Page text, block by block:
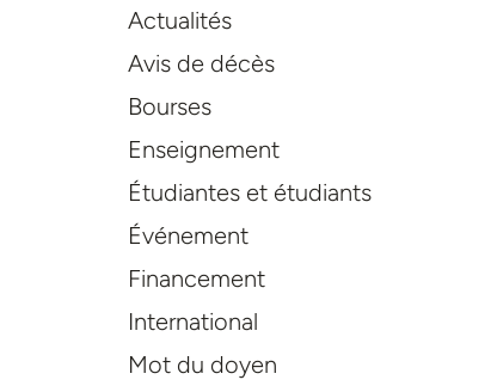
Actualités
Avis de décès
Bourses
Enseignement
Étudiantes et étudiants
Événement
Financement
International
Mot du doyen